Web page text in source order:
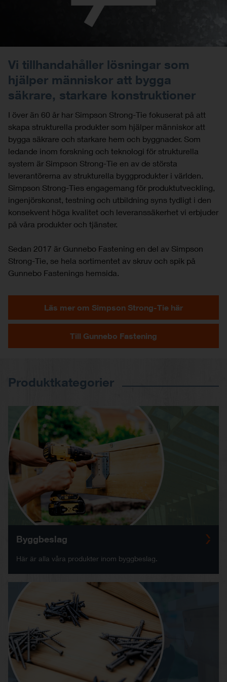
Vi tillhandahåller lösningar som
hjälper människor att bygga
säkrare, starkare konstruktioner
I över än 60 år har Simpson Strong-Tie fokuserat på att
skapa strukturella produkter som hjälper människor att
bygga säkrare och starkare hem och byggnader. Som
ledande inom forskning och teknologi för strukturella
system är Simpson Strong-Tie en av de största
leverantörerna av strukturella byggprodukter i världen.
Simpson Strong-Ties engagemang för produktutveckling,
ingenjörskonst, testning och utbildning syns tydligt i den
konsekvent höga kvalitet och leveranssäkerhet vi erbjuder
på våra produkter och tjänster.
Sedan 2017 är Gunnebo Fastening en del av Simpson
Strong-Tie, se hela sortimentet av skruv och spik på
Gunnebo Fastenings hemsida.
Läs mer om Simpson Strong-Tie här
Till Gunnebo Fastening
Produktkategorier
Byggbeslag
Här är alla våra produkter inom byggbeslag.